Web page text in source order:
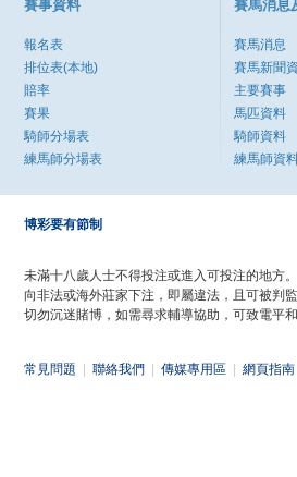
賽事資料
報名表
排位表(本地)
賠率
賽果
騎師分場表
練馬師分場表
賽馬消息
賽馬消息
賽馬新聞
主要賽事
馬匹資料
騎師資料
練馬師資
博彩要有節制
未滿十八歲人士不得投注或進入可投注的地方。
向非法或海外莊家下注，即屬違法，且可被判監
切勿沉迷賭博，如需尋求輔導協助，可致電平
常見問題 聯絡我們 傳媒專用區 網頁指南